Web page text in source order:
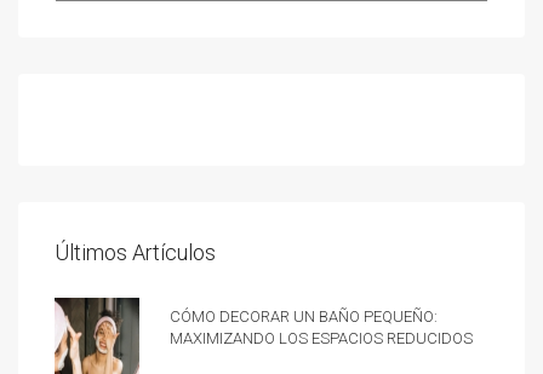
Últimos Artículos
Cómo decorar un baño pequeño:
Maximizando los espacios reducidos